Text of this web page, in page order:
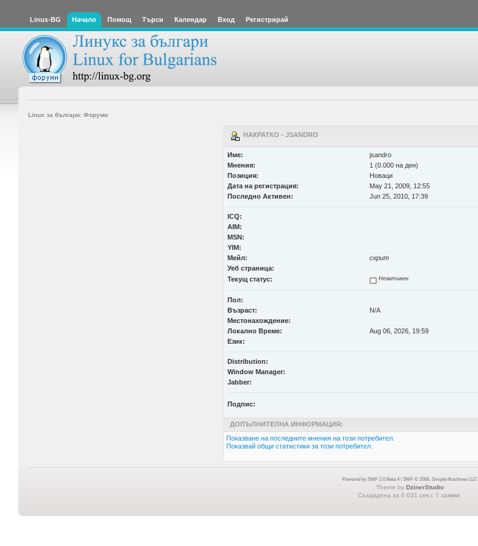
Linux-BG Начало Помощ Търси Календар Вход Регистрирай
Linux за българи: Форуми
НАКРАТКО - JSANDRO
Име:
jsandro
Мнения:
1 (0.000 на ден)
Позиция:
Новаци
Дата на регистрация:
May 21, 2009, 12:55
Последно Активен:
Jun 25, 2010, 17:39
ICQ:
AIM:
MSN:
YIM:
Мейл:
скрит
Уеб страница:
Текущ статус:
Неактивен
Пол:
Възраст:
N/A
Местонахождение:
Локално Време:
Aug 06, 2026, 19:59
Език:
Distribution:
Window Manager:
Jabber:
Подпис:
ДОПЪЛНИТЕЛНА ИНФОРМАЦИЯ:
Показване на последните мнения на този потребител.
Показвай общи статистики за този потребител.
Powered by SMF 2.0 Beta 4 SMF © 2006, Simple Machines LLC
Theme by DzinerStudio
Създадена за 0.021 сек с 7 заявки.